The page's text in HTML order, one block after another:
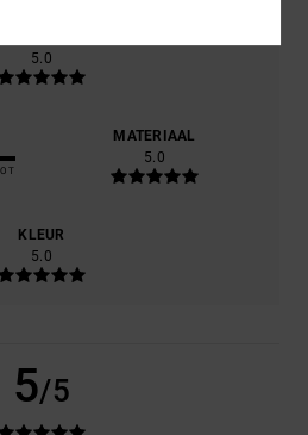
5.0
MATERIAAL
5.0
KLEUR
5.0
5/5